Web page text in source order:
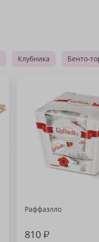
Клубника Бенто-
Раффаэлло
810₽